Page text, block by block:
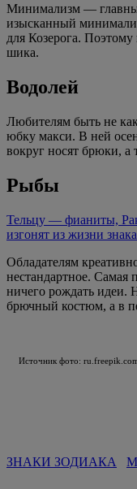
Минимализм —
изысканный
для Козерога.
шика.
Водолей
Любителям быть не
юбку макси. В ней
вокруг носят брюки, а
Рыбы
Тельцу — фианиты,
изгонят из жизни
Обладателям
нестандартное. Самая
ничего рождать идеи.
брючный костюм, а в
Источник фото:
ЗНАКИ ЗОДИАКА